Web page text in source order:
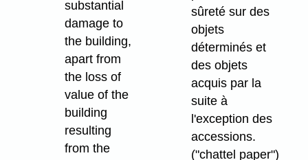
substantial
damage to
the building,
apart from
the loss of
value of the
building
resulting
from the
sûreté sur des
objets
déterminés et
des objets
acquis par la
suite à
l'exception des
accessions.
("chattel paper")